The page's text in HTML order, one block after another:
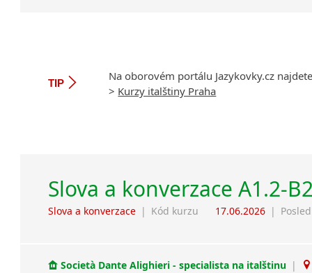
TIP
Na oborovém portálu Jazykovky.cz
> Kurzy italštiny Praha
Slova a konverzace A1.2-
Slova a konverzace | Kód kurzu 17.06.2026 |
Società Dante Alighieri - specialista na italštinu |